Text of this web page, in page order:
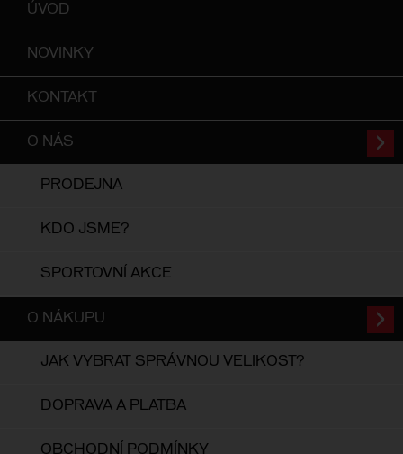
ÚVOD
NOVINKY
KONTAKT
O NÁS
PRODEJNA
KDO JSME?
SPORTOVNÍ AKCE
O NÁKUPU
JAK VYBRAT SPRÁVNOU VELIKOST?
DOPRAVA A PLATBA
OBCHODNÍ PODMÍNKY